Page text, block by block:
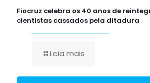
Fiocruz celebra os 40 anos de
cientistas cassados pela ditadura
Leia mais